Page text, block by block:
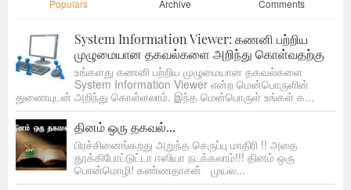
Populars Archive Comments
System Information Viewer: கணனி பற்றிய
முழுமையான தகவல்களை அறிந்து கொள்வதற்கு
உங்களது கணனி பற்றிய முழுமையான தகவல்களை
System Information Viewer என்ற மென்பொருளின்
துணையுடன் அறிந்து கொள்ளலாம். இந்த மென்பொருள் உங்கள் க...
தினம் ஒரு தகவல்...
பிரச்சினைங்கறது அறுந்த செருப்பு மாதிரி !! அதை
தூக்கிபோட்டுட்டா ஈஸியா நடக்கலாம்!!! தினம் ஒரு
பொன்மொழி! கண்ணதாசன் முயல...